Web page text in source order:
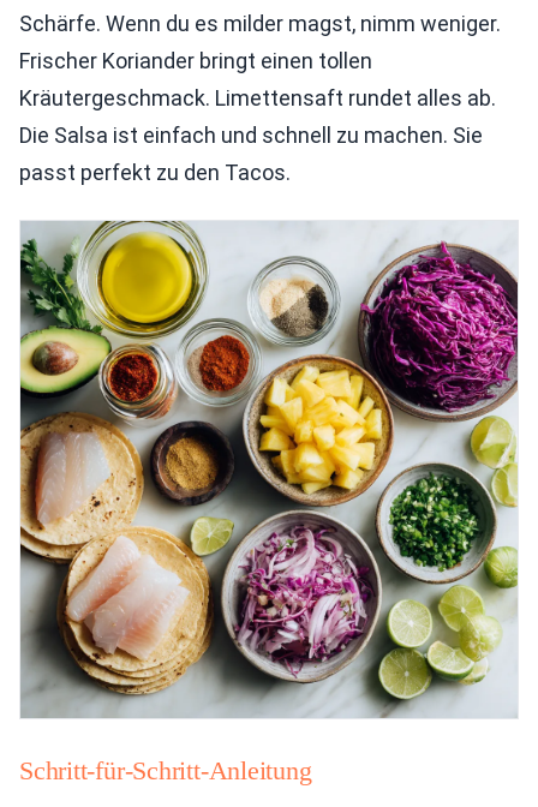
Schärfe. Wenn du es milder magst, nimm weniger.
Frischer Koriander bringt einen tollen
Kräutergeschmack. Limettensaft rundet alles ab.
Die Salsa ist einfach und schnell zu machen. Sie
passt perfekt zu den Tacos.
Schritt-für-Schritt-Anleitung